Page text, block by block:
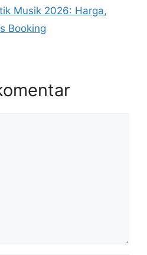
Musik 2026: Harga,
Booking